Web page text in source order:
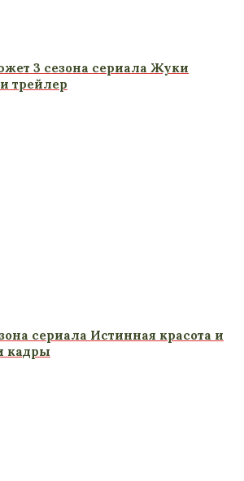
3 сезона сериала Жуки
трейлер
сериала Истинная красота и
кадры